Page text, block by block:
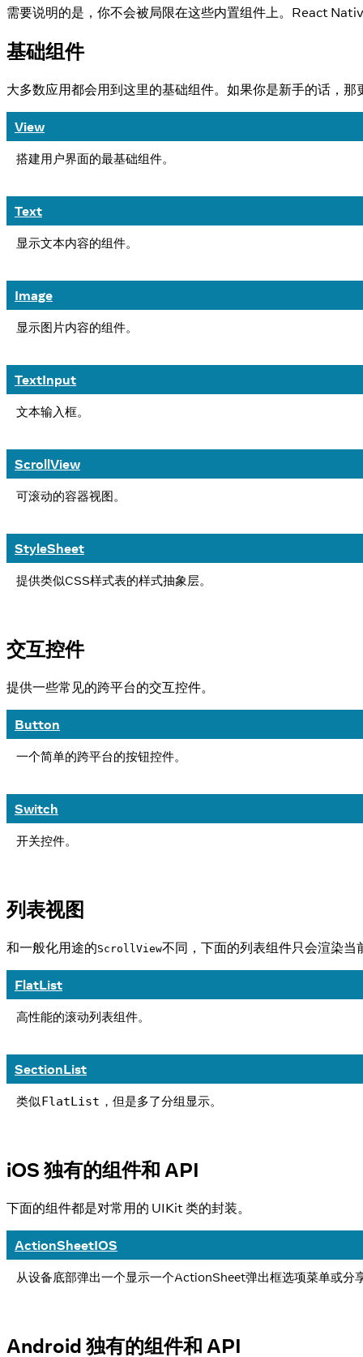
需要说明的是，你不会被局限在这些内置组件上。React
基础组件
大多数应用都会用到这里的基础组件。如果你是新手的话，
View
搭建用户界面的最基础组件。
Text
显示文本内容的组件。
Image
显示图片内容的组件。
TextInput
文本输入框。
ScrollView
可滚动的容器视图。
StyleSheet
提供类似CSS样式表的样式抽象层。
交互控件
提供一些常见的跨平台的交互控件。
Button
一个简单的跨平台的按钮控件。
Switch
开关控件。
列表视图
和一般化用途的ScrollView不同，下面的列表组件只会渲染
FlatList
高性能的滚动列表组件。
SectionList
类似FlatList ，但是多了分组显示。
iOS 独有的组件和 API
下面的组件都是对常用的 UIKit 类的封装。
ActionSheetIOS
从设备底部弹出一个显示一个ActionSheet弹出框选项菜单或分
Android 独有的组件和 API